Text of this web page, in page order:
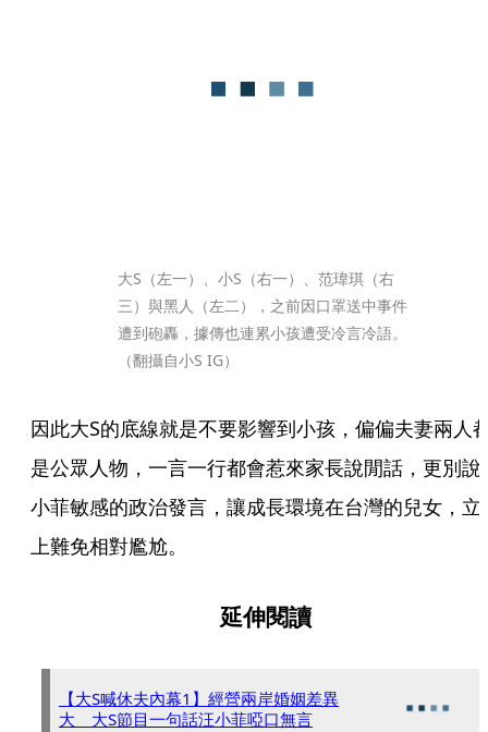
大S（左一）、小S（右一）、范瑋琪（右
三）與黑人（左二），之前因口罩送中事件
遭到砲轟，據傳也連累小孩遭受冷言冷語。
（翻攝自小S IG）
因此大S的底線就是不要影響到小孩，偏偏夫妻兩人
是公眾人物，一言一行都會惹來家長說閒話，更別說
小菲敏感的政治發言，讓成長環境在台灣的兒女，立
上難免相對尷尬。
延伸閱讀
【大S喊休夫內幕1】經營兩岸婚姻差異
大 大S節目一句話汪小菲啞口無言